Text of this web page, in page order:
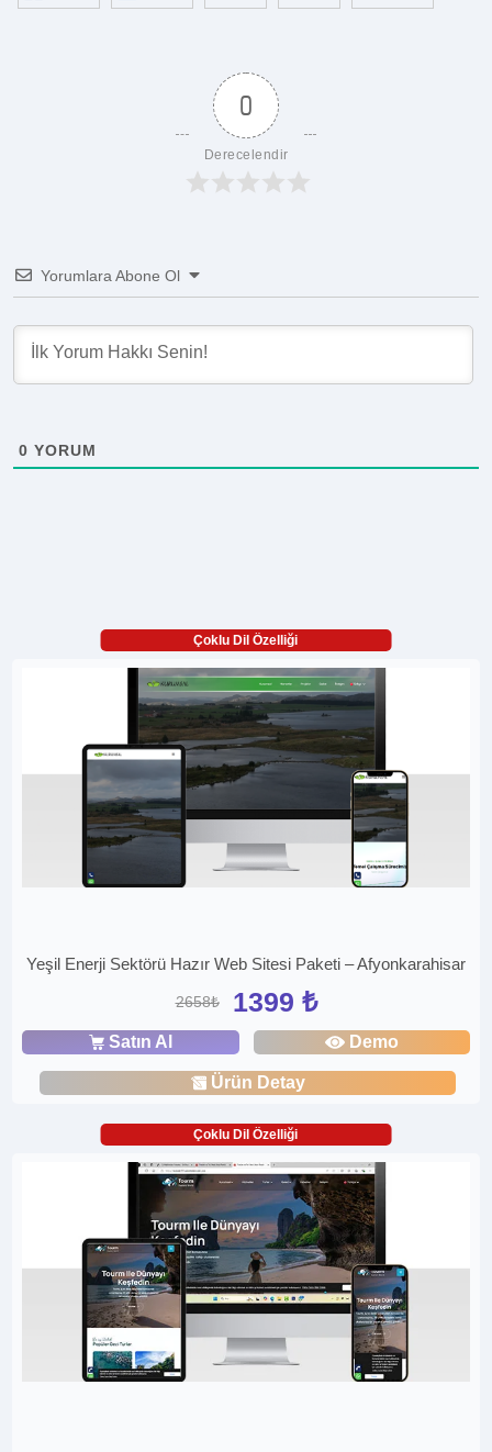
0
Derecelendir
Yorumlara Abone Ol
0 YORUM
Çoklu Dil Özelliği
Yeşil Enerji Sektörü Hazır Web Sitesi Paketi – Afyonkarahisar
2658₺ 1399 ₺
Satın Al Demo
Ürün Detay
Çoklu Dil Özelliği